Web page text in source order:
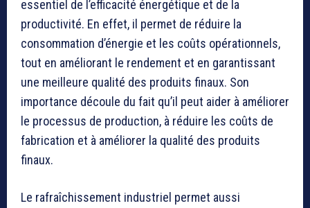
essentiel de l’efficacité énergétique et de la
productivité. En effet, il permet de réduire la
consommation d’énergie et les coûts opérationnels,
tout en améliorant le rendement et en garantissant
une meilleure qualité des produits finaux. Son
importance découle du fait qu’il peut aider à améliorer
le processus de production, à réduire les coûts de
fabrication et à améliorer la qualité des produits
finaux.
Le rafraîchissement industriel permet aussi